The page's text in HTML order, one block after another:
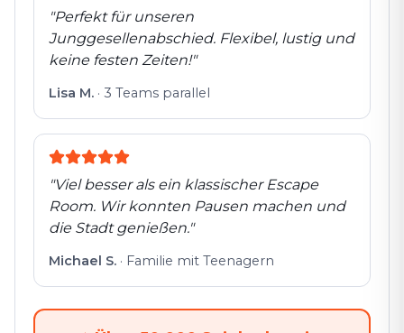
"Perfekt für unseren
Junggesellenabschied. Flexibel, lustig und
keine festen Zeiten!"
Lisa M. · 3 Teams parallel
"Viel besser als ein klassischer Escape
Room. Wir konnten Pausen machen und
die Stadt genießen."
Michael S. · Familie mit Teenagern